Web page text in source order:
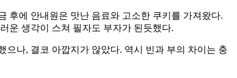
후에 안내원은 맛난 음료와 고소한 쿠키를 가져왔다.
운 생각이 스쳐 필자도 부자가 된듯했다.
나, 결코 아깝지가 않았다. 역시 빈과 부의 차이는 충